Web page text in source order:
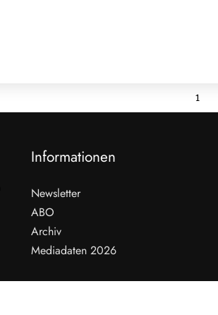
1
Informationen
Newsletter
ABO
Archiv
Mediadaten 2026